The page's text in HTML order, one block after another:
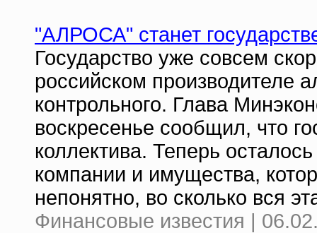
"АЛРОСА" станет
Государство уже совсем
российском производителе
контрольного. Глава
воскресенье сообщил, что
коллектива. Теперь
компании и имущества,
непонятно, во сколько вся
Финансовые известия |